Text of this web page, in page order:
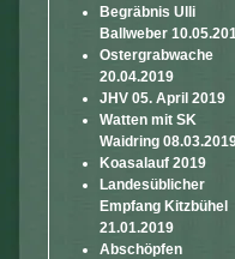
Begräbnis Ulli
Ballweber
Ostergrabwache
20.04.2019
JHV 05. April 2019
Watten mit SK
Waidring
Koasalauf 2019
Landesüblicher
Empfang Kitzbühel
21.01.2019
Abschöpfen